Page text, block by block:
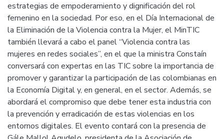
estrategias de empoderamiento y dignificación del rol
femenino en la sociedad. Por eso, en el Día Internacional de
la Eliminación de la Violencia contra la Mujer, el MinTIC
también llevará a cabo el panel “Violencia contra las
mujeres en redes sociales”, en el que la ministra Constaín
conversará con expertas en las TIC sobre la importancia de
promover y garantizar la participación de las colombianas en
la Economía Digital y, en general, en el sector. Además, se
abordará el compromiso que debe tener esta industria con
la prevención y erradicación de estas violencias en los
entornos digitales. El evento contará con la presencia de